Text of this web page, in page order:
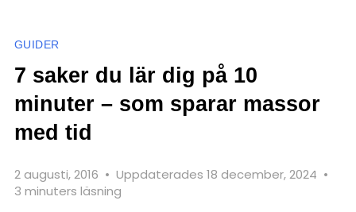
GUIDER
7 saker du lär dig på 10
minuter – som sparar massor
med tid
2 augusti, 2016 • Uppdaterades 18 december, 2024 •
3 minuters läsning